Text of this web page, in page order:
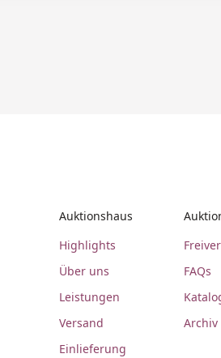
Auktionshaus
Highlights
Über uns
Leistungen
Versand
Einlieferung
FAQs
Archiv